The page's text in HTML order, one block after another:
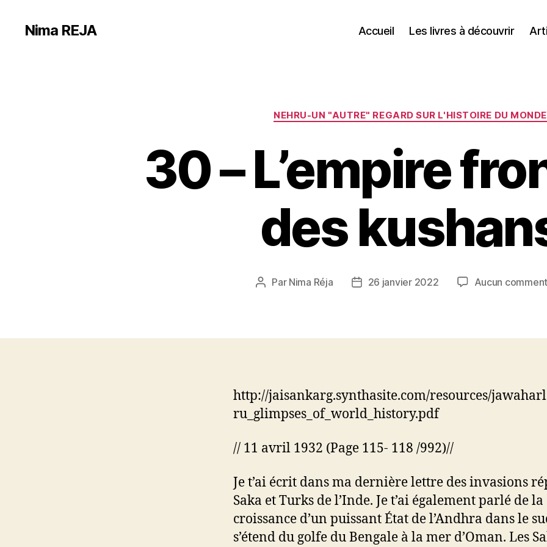
Nima REJA Accueil Les livres à découvrir
Catégories
NEHRU-UN "AUTRE" REGARD SUR L'HISTOIRE DU MONDE
30 – L’empire
des
Auteur
Par Nima Réja
Date26 janvier 2022 Aucun
http://jaisankarg.synthasite.com/resources/
ru_glimpses_of_world_history.pdf
// 11 avril 1932 (Page 115- 118 /992)//
Je t’ai écrit dans ma dernière lettre des invasions
Saka et Turks de l’Inde. Je t’ai également parlé de la
croissance d’un puissant État de l’Andhra dans le
s’étend du golfe du Bengale à la mer d’Oman. Les